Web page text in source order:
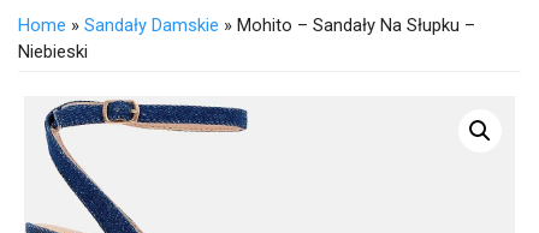
Home » Sandały Damskie » Mohito – Sandały Na Słupku –
Niebieski